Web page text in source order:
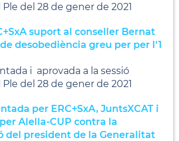
del 28 de gener de 2021
suport al conseller Bernat
desobediència greu per per l'1
i aprovada a la sessió
del 28 de gener de 2021
per ERC+SxA, JuntsXCAT i
Alella-CUP contra la
del president de la Generalitat